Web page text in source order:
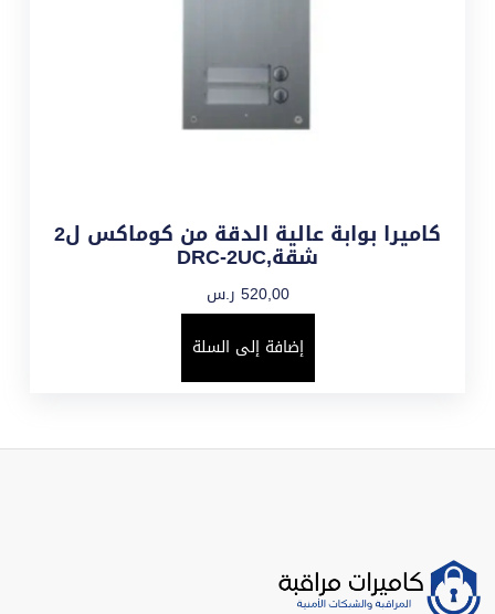
كاميرا بوابة عالية الدقة من كوماكس ل2
شقة,DRC-2UC
520,00 ر.س
إضافة إلى السلة